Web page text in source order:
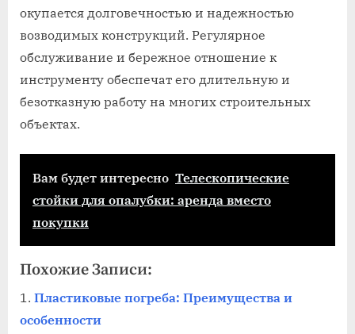
окупается долговечностью и надежностью
возводимых конструкций. Регулярное
обслуживание и бережное отношение к
инструменту обеспечат его длительную и
безотказную работу на многих строительных
объектах.
Вам будет интересно Телескопические
стойки для опалубки: аренда вместо
покупки
Похожие Записи:
Пластиковые погреба: Преимущества и
особенности